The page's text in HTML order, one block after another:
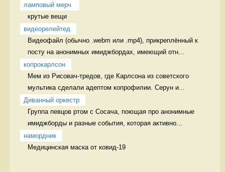
ламповый мерч
крутые вещи
видеорелейтед
Видеофайл (обычно .webm или .mp4), прикреплённый к
посту на анонимных имиджбордах, имеющий отн...
копрокарлсон
Мем из Рисовач-тредов, где Карлсона из советского
мультика сделали адептом копрофилии. Серун и...
Диванный оркестр
Группа певцов ртом с Сосача, поющая про анонимные
имиджборды и разные события, которая активно...
намордник
Медицинская маска от ковид-19